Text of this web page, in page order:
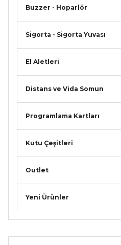
Buzzer - Hoparlör
Sigorta - Sigorta Yuvası
El Aletleri
Distans ve Vida Somun
Programlama Kartları
Kutu Çeşitleri
Outlet
Yeni Ürünler